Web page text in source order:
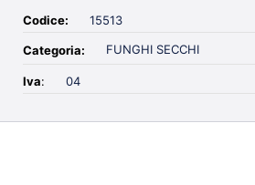
Codice: 15513
Categoria: FUNGHI SECCHI
Iva: 04